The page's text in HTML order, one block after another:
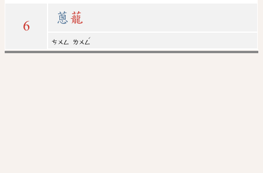
6
蔥 蘢
ㄘㄨㄥ ㄌㄨㄥ
ˊ